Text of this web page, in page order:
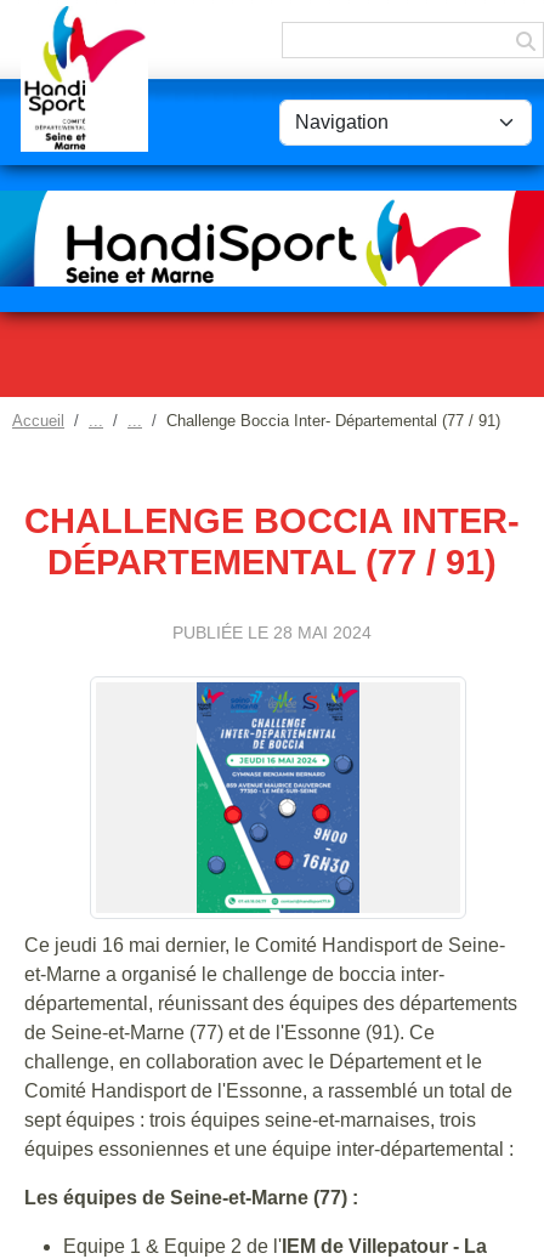
Accueil Challenge Boccia Inter- Départemental (77 / 91)
CHALLENGE BOCCIA INTER-
DÉPARTEMENTAL (77 / 91)
PUBLIÉE LE 28 MAI 2024
Ce jeudi 16 mai dernier, le Comité Handisport de Seine-
et-Marne a organisé le challenge de boccia inter-
départemental, réunissant des équipes des départements
de Seine-et-Marne (77) et de l'Essonne (91). Ce
challenge, en collaboration avec le Département et le
Comité Handisport de l'Essonne, a rassemblé un total de
sept équipes : trois équipes seine-et-marnaises, trois
équipes essoniennes et une équipe inter-départemental :
Les équipes de Seine-et-Marne (77) :
Equipe 1 & Equipe 2 de l' IEM de Villepatour - La
Panneau de gestion des cookies